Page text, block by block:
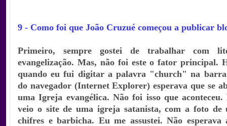
9 - Como foi que João Cruzué começou a publicar
Primeiro, sempre gostei de trabalhar com
evangelização. Mas, não foi este o fator principal.
quando eu fui digitar a palavra "church" na barra
do navegador (Internet Explorer) esperava que se
uma Igreja evangélica. Não foi isso que
veio o site de uma igreja satanista, com a foto de
chifres e barbicha. Eu me assustei. Não